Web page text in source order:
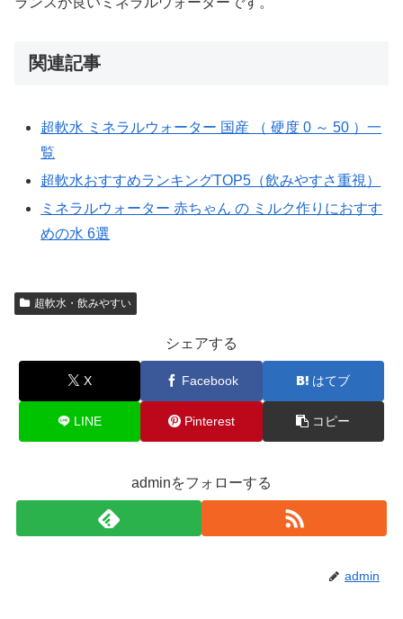
関連記事
超軟水 ミネラルウォーター 国産 （ 硬度 0 ～ 50 ）一
覧
超軟水おすすめランキングTOP5（飲みやすさ重視）
ミネラルウォーター 赤ちゃん の ミルク作りにおすす
めの水 6選
超軟水・飲みやすい
シェアする
X Facebook はてブ
LINE Pinterest コピー
adminをフォローする
admin